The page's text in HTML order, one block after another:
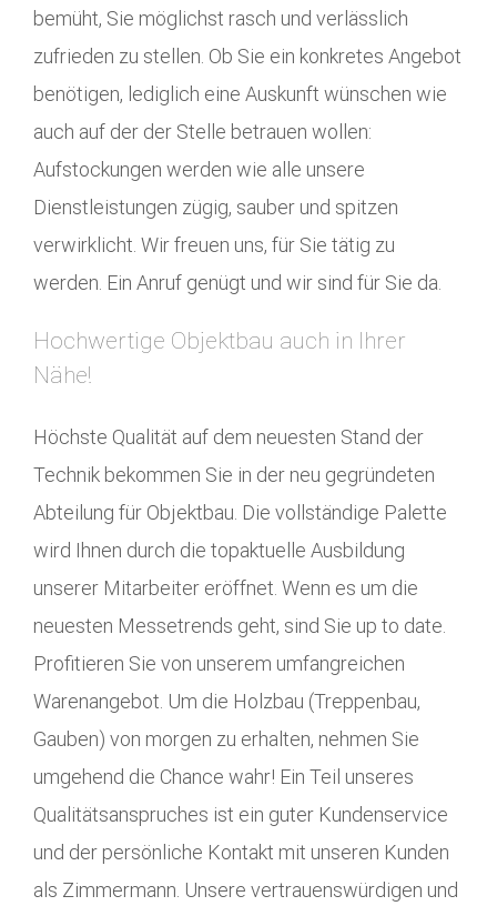
bemüht, Sie möglichst rasch und verlässlich
zufrieden zu stellen. Ob Sie ein konkretes Angebot
benötigen, lediglich eine Auskunft wünschen wie
auch auf der der Stelle betrauen wollen:
Aufstockungen werden wie alle unsere
Dienstleistungen zügig, sauber und spitzen
verwirklicht. Wir freuen uns, für Sie tätig zu
werden. Ein Anruf genügt und wir sind für Sie da.
Hochwertige Objektbau auch in Ihrer
Nähe!
Höchste Qualität auf dem neuesten Stand der
Technik bekommen Sie in der neu gegründeten
Abteilung für Objektbau. Die vollständige Palette
wird Ihnen durch die topaktuelle Ausbildung
unserer Mitarbeiter eröffnet. Wenn es um die
neuesten Messetrends geht, sind Sie up to date.
Profitieren Sie von unserem umfangreichen
Warenangebot. Um die Holzbau (Treppenbau,
Gauben) von morgen zu erhalten, nehmen Sie
umgehend die Chance wahr! Ein Teil unseres
Qualitätsanspruches ist ein guter Kundenservice
und der persönliche Kontakt mit unseren Kunden
als Zimmermann. Unsere vertrauenswürdigen und